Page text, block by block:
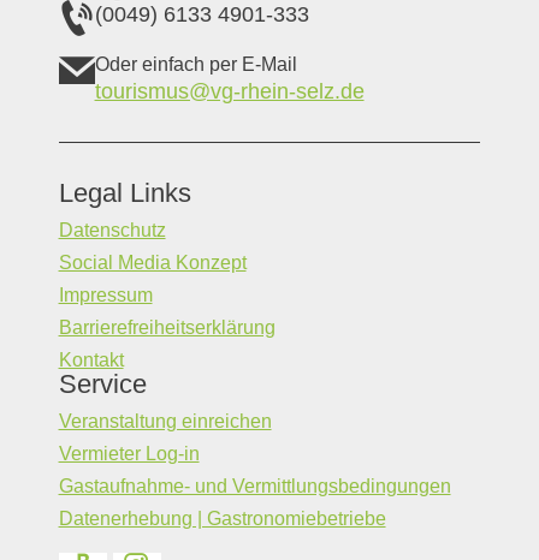
(0049) 6133 4901-333
Oder einfach per E-Mail
tourismus@vg-rhein-selz.de
Legal Links
Datenschutz
Social Media Konzept
Impressum
Barrierefreiheitserklärung
Kontakt
Service
Veranstaltung einreichen
Vermieter Log-in
Gastaufnahme- und Vermittlungsbedingungen
Datenerhebung | Gastronomiebetriebe